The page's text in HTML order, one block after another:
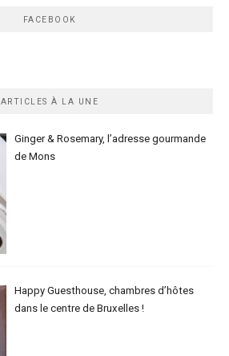
FACEBOOK
ARTICLES À LA UNE
Ginger & Rosemary, l’adresse gourmande
de Mons
Happy Guesthouse, chambres d’hôtes
dans le centre de Bruxelles !